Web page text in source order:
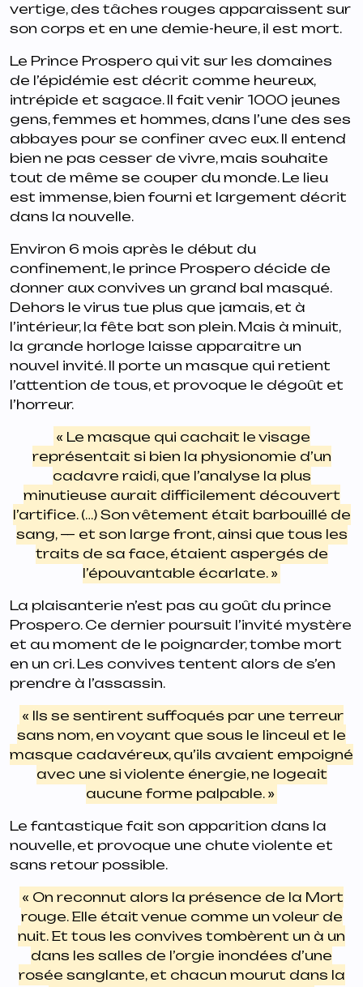
vertige, des tâches rouges apparaissent sur
son corps et en une demie-heure, il est mort.
Le Prince Prospero qui vit sur les domaines
de l’épidémie est décrit comme heureux,
intrépide et sagace. Il fait venir 1000 jeunes
gens, femmes et hommes, dans l’une des ses
abbayes pour se confiner avec eux. Il entend
bien ne pas cesser de vivre, mais souhaite
tout de même se couper du monde. Le lieu
est immense, bien fourni et largement décrit
dans la nouvelle.
Environ 6 mois après le début du
confinement, le prince Prospero décide de
donner aux convives un grand bal masqué.
Dehors le virus tue plus que jamais, et à
l’intérieur, la fête bat son plein. Mais à minuit,
la grande horloge laisse apparaitre un
nouvel invité. Il porte un masque qui retient
l’attention de tous, et provoque le dégoût et
l’horreur.
« Le masque qui cachait le visage
représentait si bien la physionomie d’un
cadavre raidi, que l’analyse la plus
minutieuse aurait difficilement découvert
l’artifice. (…) Son vêtement était barbouillé de
sang, — et son large front, ainsi que tous les
traits de sa face, étaient aspergés de
l’épouvantable écarlate. »
La plaisanterie n’est pas au goût du prince
Prospero. Ce dernier poursuit l’invité mystère
et au moment de le poignarder, tombe mort
en un cri. Les convives tentent alors de s’en
prendre à l’assassin.
« Ils se sentirent suffoqués par une terreur
sans nom, en voyant que sous le linceul et le
masque cadavéreux, qu’ils avaient empoigné
avec une si violente énergie, ne logeait
aucune forme palpable. »
Le fantastique fait son apparition dans la
nouvelle, et provoque une chute violente et
sans retour possible.
« On reconnut alors la présence de la Mort
rouge. Elle était venue comme un voleur de
nuit. Et tous les convives tombèrent un à un
dans les salles de l’orgie inondées d’une
rosée sanglante, et chacun mourut dans la